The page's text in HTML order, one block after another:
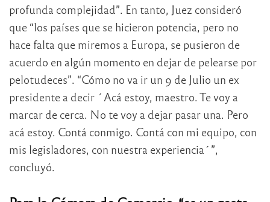
profunda complejidad”. En tanto, Juez consideró
que “los países que se hicieron potencia, pero no
hace falta que miremos a Europa, se pusieron de
acuerdo en algún momento en dejar de pelearse por
pelotudeces”. “Cómo no va ir un 9 de Julio un ex
presidente a decir ´Acá estoy, maestro. Te voy a
marcar de cerca. No te voy a dejar pasar una. Pero
acá estoy. Contá conmigo. Contá con mi equipo, con
mis legisladores, con nuestra experiencia´”,
concluyó.